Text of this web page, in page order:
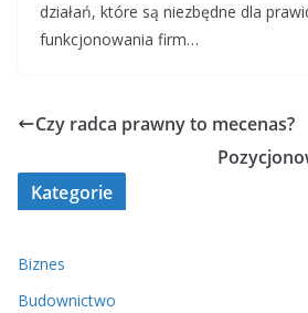
działań, które są niezbędne dla
funkcjonowania firm…
Czy radca prawny to mecenas?
Kategorie
Biznes
Budownictwo